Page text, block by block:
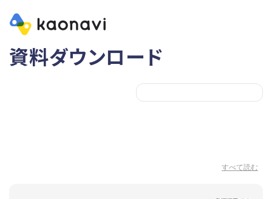
資料ダウンロード
すべて読む